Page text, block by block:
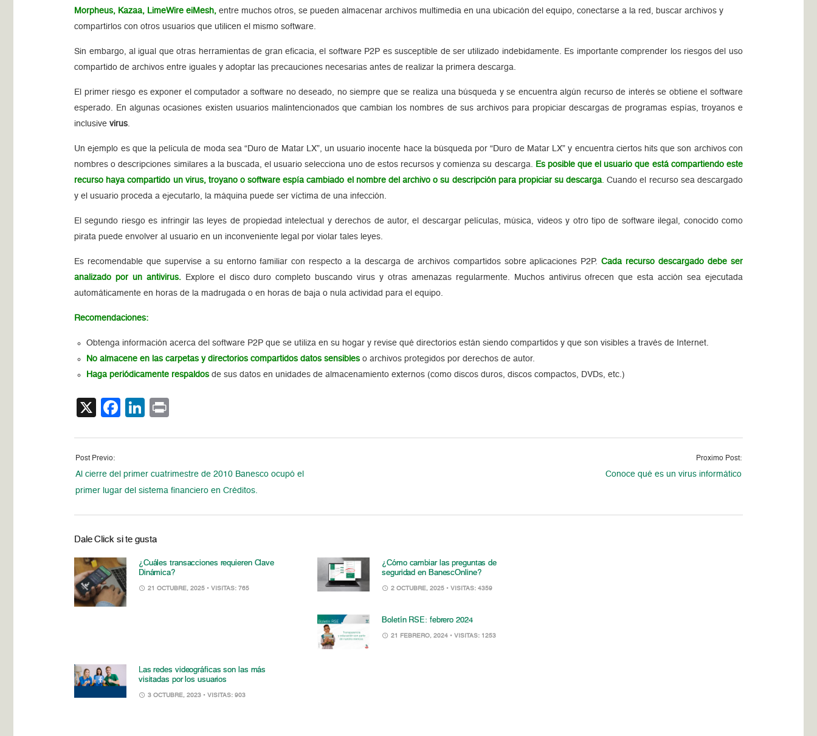
Morpheus, Kazaa, LimeWire eiMesh, entre muchos otros, se pueden almacenar archivos multimedia en una ubicación del equipo, conectarse a la red, buscar archivos y
compartirlos con otros usuarios que utilicen el mismo software.
Sin embargo, al igual que otras herramientas de gran eficacia, el software P2P es susceptible de ser utilizado indebidamente. Es importante comprender los riesgos del uso
compartido de archivos entre iguales y adoptar las precauciones necesarias antes de realizar la primera descarga.
El primer riesgo es exponer el computador a software no deseado, no siempre que se realiza una búsqueda y se encuentra algún recurso de interés se obtiene el software
esperado. En algunas ocasiones existen usuarios malintencionados que cambian los nombres de sus archivos para propiciar descargas de programas espías, troyanos e
inclusivevirus.
Un ejemplo es que la película de moda sea “Duro de Matar LX”, un usuario inocente hace la búsqueda por “Duro de Matar LX” y encuentra ciertos hits que son archivos con
nombres o descripciones similares a la buscada, el usuario selecciona uno de estos recursos y comienza su descarga. Es posible que el usuario que está compartiendo este
recurso haya compartido un virus, troyano o software espía cambiado el nombre del archivo o su descripción para propiciar su descarga. Cuando el recurso sea descargado
y el usuario proceda a ejecutarlo, la máquina puede ser víctima de una infección.
El segundo riesgo es infringir las leyes de propiedad intelectual y derechos de autor, el descargar películas, música, videos y otro tipo de software ilegal, conocido como
pirata puede envolver al usuario en un inconveniente legal por violar tales leyes.
Es recomendable que supervise a su entorno familiar con respecto a la descarga de archivos compartidos sobre aplicaciones P2P.Cada recurso descargado debe ser
analizado por un antivirus.
Explore el disco duro completo buscando virus y otras amenazas regularmente. Muchos antivirus ofrecen que esta acción sea ejecutada
automáticamente en horas de la madrugada o en horas de baja o nula actividad para el equipo.
Recomendaciones:
Obtenga información acerca del software P2P que se utiliza en su hogar y revise qué directorios están siendo compartidos y que son visibles a través de Internet.
No almacene en las carpetas y directorios compartidos datos sensibles o archivos protegidos por derechos de autor.
Haga periódicamente respaldos de sus datos en unidades de almacenamiento externos (como discos duros, discos compactos, DVDs, etc.)
X Facebook
LinkedIn
Post Previo:
Al cierre del primer cuatrimestre de 2010 Banesco ocupó el
primer lugar del sistema financiero en Créditos.
Proximo Post:
Conoce qué es un virus informático
Dale Click si te gusta
¿Cuáles transacciones requieren Clave
Dinámica?
21 OCTUBRE, 2025 • VISITAS: 765
¿Cómo cambiar las preguntas de
seguridad en BanescOnline?
2 OCTUBRE, 2025 • VISITAS: 4359
Boletín RSE: febrero 2024
21 FEBRERO, 2024 • VISITAS: 1253
Las redes videográficas son las más
visitadas por los usuarios
3 OCTUBRE, 2023 • VISITAS: 903